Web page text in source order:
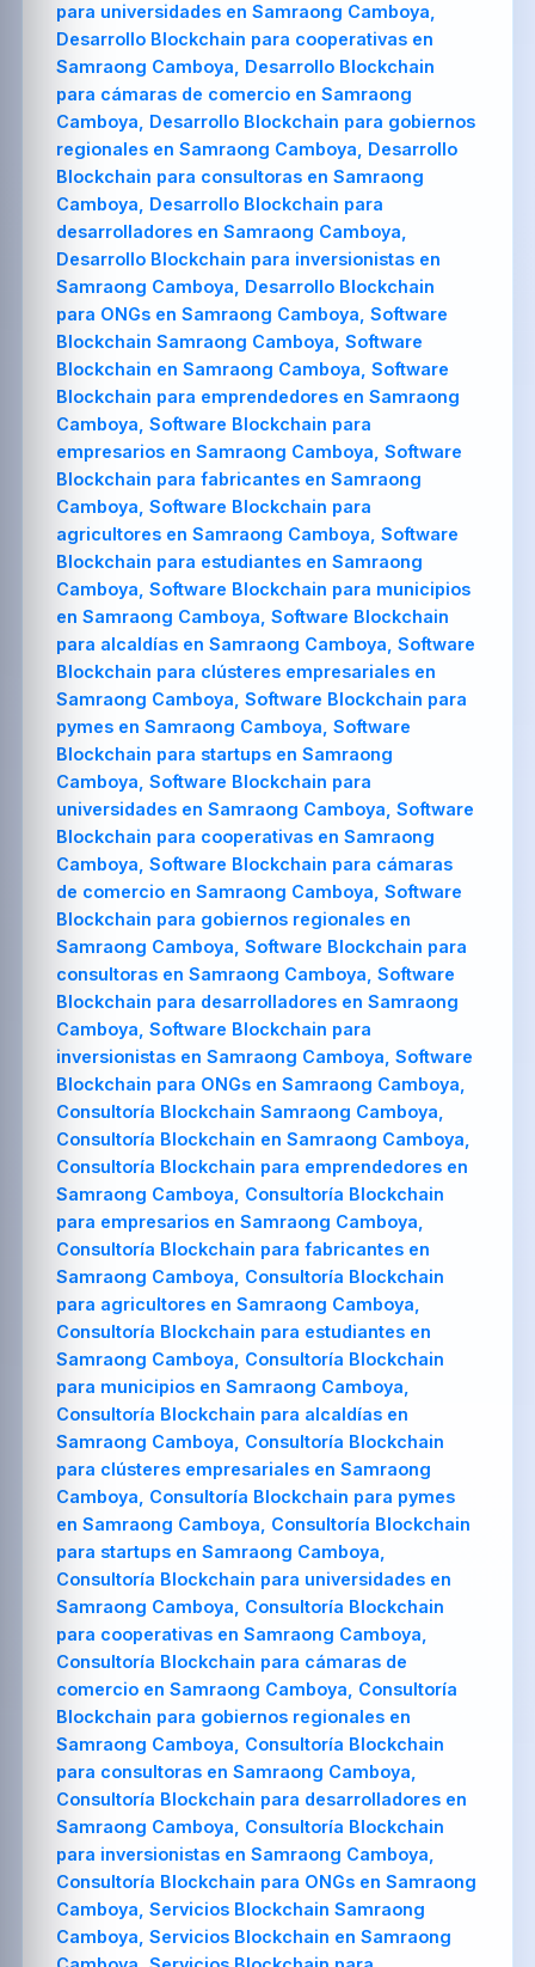
para universidades en Samraong Camboya,
Desarrollo Blockchain para cooperativas en
Samraong Camboya, Desarrollo Blockchain
para cámaras de comercio en Samraong
Camboya, Desarrollo Blockchain para gobiernos
regionales en Samraong Camboya, Desarrollo
Blockchain para consultoras en Samraong
Camboya, Desarrollo Blockchain para
desarrolladores en Samraong Camboya,
Desarrollo Blockchain para inversionistas en
Samraong Camboya, Desarrollo Blockchain
para ONGs en Samraong Camboya, Software
Blockchain Samraong Camboya, Software
Blockchain en Samraong Camboya, Software
Blockchain para emprendedores en Samraong
Camboya, Software Blockchain para
empresarios en Samraong Camboya, Software
Blockchain para fabricantes en Samraong
Camboya, Software Blockchain para
agricultores en Samraong Camboya, Software
Blockchain para estudiantes en Samraong
Camboya, Software Blockchain para municipios
en Samraong Camboya, Software Blockchain
para alcaldías en Samraong Camboya, Software
Blockchain para clústeres empresariales en
Samraong Camboya, Software Blockchain para
pymes en Samraong Camboya, Software
Blockchain para startups en Samraong
Camboya, Software Blockchain para
universidades en Samraong Camboya, Software
Blockchain para cooperativas en Samraong
Camboya, Software Blockchain para cámaras
de comercio en Samraong Camboya, Software
Blockchain para gobiernos regionales en
Samraong Camboya, Software Blockchain para
consultoras en Samraong Camboya, Software
Blockchain para desarrolladores en Samraong
Camboya, Software Blockchain para
inversionistas en Samraong Camboya, Software
Blockchain para ONGs en Samraong Camboya,
Consultoría Blockchain Samraong Camboya,
Consultoría Blockchain en Samraong Camboya,
Consultoría Blockchain para emprendedores en
Samraong Camboya, Consultoría Blockchain
para empresarios en Samraong Camboya,
Consultoría Blockchain para fabricantes en
Samraong Camboya, Consultoría Blockchain
para agricultores en Samraong Camboya,
Consultoría Blockchain para estudiantes en
Samraong Camboya, Consultoría Blockchain
para municipios en Samraong Camboya,
Consultoría Blockchain para alcaldías en
Samraong Camboya, Consultoría Blockchain
para clústeres empresariales en Samraong
Camboya, Consultoría Blockchain para pymes
en Samraong Camboya, Consultoría Blockchain
para startups en Samraong Camboya,
Consultoría Blockchain para universidades en
Samraong Camboya, Consultoría Blockchain
para cooperativas en Samraong Camboya,
Consultoría Blockchain para cámaras de
comercio en Samraong Camboya, Consultoría
Blockchain para gobiernos regionales en
Samraong Camboya, Consultoría Blockchain
para consultoras en Samraong Camboya,
Consultoría Blockchain para desarrolladores en
Samraong Camboya, Consultoría Blockchain
para inversionistas en Samraong Camboya,
Consultoría Blockchain para ONGs en Samraong
Camboya, Servicios Blockchain Samraong
Camboya, Servicios Blockchain en Samraong